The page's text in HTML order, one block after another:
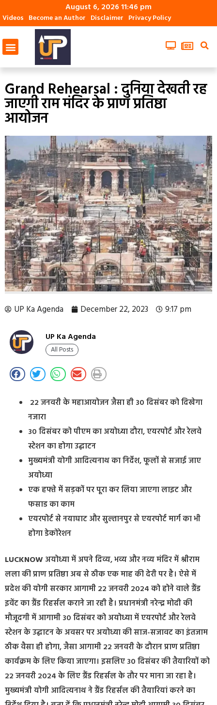
August 6, 2026 11:46 pm
Videos Become an Author Disclaimer Privacy Policy
Grand Rehearsal : दुनिया देखती रह
जाएगी राम मंदिर के प्राण प्रतिष्ठा
आयोजन
UP Ka Agenda December 22, 2023 9:17 pm
UP Ka Agenda
All Posts
22 जनवरी के महाआयोजन जैसा ही 30 दिसंबर को दिखेगा
नजारा
30 दिसंबर को पीएम का अयोध्या दौरा, एयरपोर्ट और रेलवे
स्टेशन का होगा उद्घाटन
मुख्यमंत्री योगी आदित्यनाथ का निर्देश, फूलों से सजाई जाए
अयोध्या
एक हफ्ते में सड़कों पर पूरा कर लिया जाएगा लाइट और
फसाड का काम
एयरपोर्ट से नयाघाट और सुल्तानपुर से एयरपोर्ट मार्ग का भी
होगा डेकोरेशन
LUCKNOW अयोध्या में अपने दिव्य, भव्य और नव्य मंदिर में श्रीराम
लला की प्राण प्रतिष्ठा अब से ठीक एक माह की देरी पर है। ऐसे में
प्रदेश की योगी सरकार आगामी 22 जनवरी 2024 को होने वाले ग्रैंड
इवेंट का ग्रैंड रिहर्सल कराने जा रही है। प्रधानमंत्री नरेन्द्र मोदी की
मौजूदगी में आगामी 30 दिसंबर को अयोध्या में एयरपोर्ट और रेलवे
स्टेशन के उद्घाटन के अवसर पर अयोध्या की साज-सजावट का इंतजाम
ठीक वैसा ही होगा, जैसा आगामी 22 जनवरी के दौरान प्राण प्रतिष्ठा
कार्यक्रम के लिए किया जाएगा। इसलिए 30 दिसंबर की तैयारियों को
22 जनवरी 2024 के लिए ग्रैंड रिहर्सल के तौर पर माना जा रहा है।
मुख्यमंत्री योगी आदित्यनाथ ने ग्रैंड रिहर्सल की तैयारियां करने का